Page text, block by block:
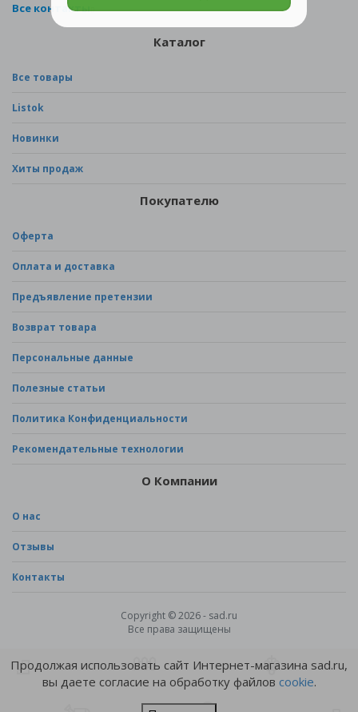
Все контакты
Каталог
Все товары
Listok
Новинки
Хиты продаж
Покупателю
Оферта
Оплата и доставка
Предъявление претензии
Возврат товара
Персональные данные
Полезные статьи
Политика Конфиденциальности
Рекомендательные технологии
О Компании
О нас
Отзывы
Контакты
Copyright © 2026 - sad.ru
Все права защищены
Продолжая использовать сайт Интернет-магазина sad.ru,
вы даете согласие на обработку файлов cookie.